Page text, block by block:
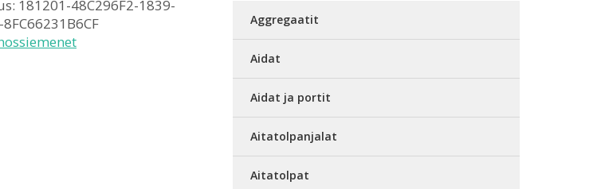
181201-48C296F2-1839-
Aggregaatit
Aidat
Aidat ja portit
Aitatolpanjalat
Aitatolpat